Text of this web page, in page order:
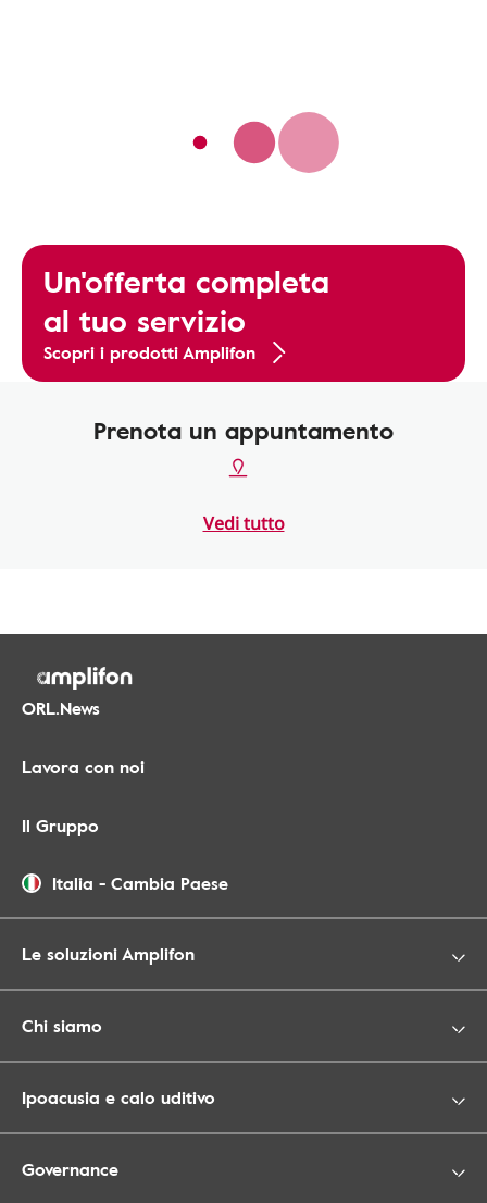
Un'offerta completa
al tuo servizio
Scopri i prodotti Amplifon
Prenota un appuntamento
Vedi tutto
ORL.News
Lavora con noi
Il Gruppo
Italia - Cambia Paese
Le soluzioni Amplifon
Chi siamo
Ipoacusia e calo uditivo
Governance